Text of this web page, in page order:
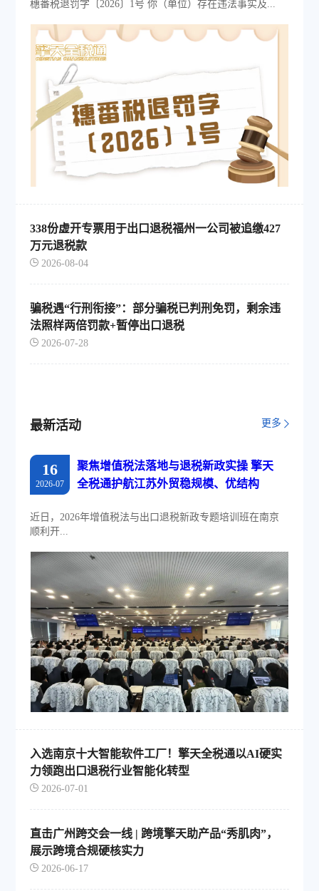
穗番税退罚字〔2026〕1号 你（单位）存在违法事实及...
338份虚开专票用于出口退税福州一公司被追缴427
万元退税款
2026-08-04
骗税遇“行刑衔接”：部分骗税已判刑免罚，剩余违
法照样两倍罚款+暂停出口退税
2026-07-28
最新活动 更多
16
2026-07
聚焦增值税法落地与退税新政实操 擎天
全税通护航江苏外贸稳规模、优结构
近日，2026年增值税法与出口退税新政专题培训班在南京
顺利开...
入选南京十大智能软件工厂！擎天全税通以AI硬实
力领跑出口退税行业智能化转型
2026-07-01
直击广州跨交会一线 | 跨境擎天助产品“秀肌肉”，
展示跨境合规硬核实力
2026-06-17